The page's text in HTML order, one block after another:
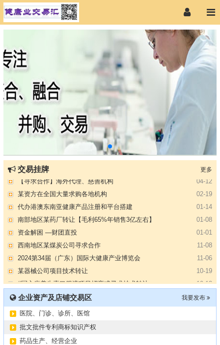
更多
交易挂牌
07-09
【专注投资】城投 交投 建投等国企项目合作
04-12
【寻求合作】海外代理、慈善机构
02-19
某资方在全国大量求购各地机构
01-14
代办港澳东南亚健康产品注册和平台搭建
01-08
南部地区某药厂转让【毛利65%年销售3亿左右】
01-01
资金解困 —财团直投
11-08
西南地区某煤炭公司寻求合作
11-06
2024第34届（广东）国际大健康产业博览会
10-19
某器械公司项目技术转让
10-13
#冠心病养生素口服液项目招商或寻求技术转让
10-13
大健康交易中心平台招商
09-27
膝关节修复药物融资计划
华北某药厂转让（年利有3000多万）
某医药销售团队寻求品种大包
“粤省心”为企业定制专业化的财务服务
我要发布
企业资产及店铺交易区
医院、门诊、诊所、医馆
批文批件专利商标知识产权
药品生产、经营企业